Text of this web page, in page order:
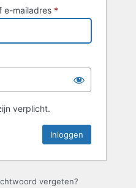
e-mailadres *
verplicht.
vergeten?